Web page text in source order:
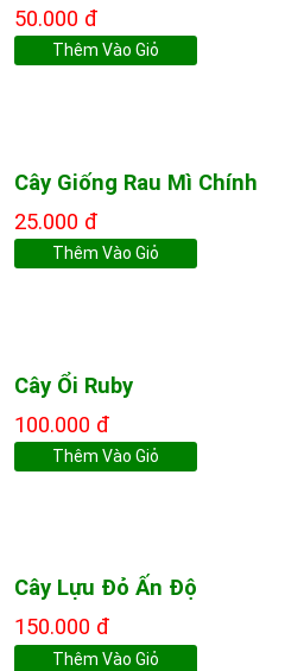
50.000 đ
Thêm Vào Giỏ
Cây Giống Rau Mì Chính
25.000 đ
Thêm Vào Giỏ
Cây Ổi Ruby
100.000 đ
Thêm Vào Giỏ
Cây Lựu Đỏ Ấn Độ
150.000 đ
Thêm Vào Giỏ